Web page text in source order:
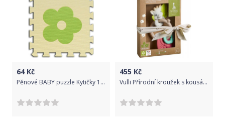
64Kč
Pěnové BABY puzzle Kytičky 1 díl (béžový)
455 Kč
Vulli Přírodní kroužek s kousátky So'Pure